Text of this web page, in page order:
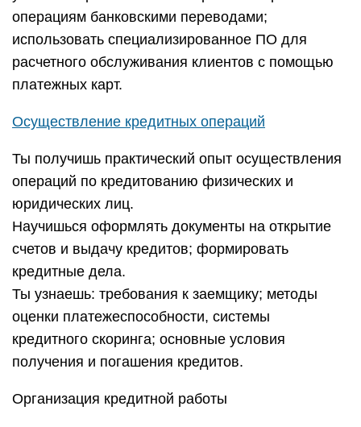
операциям банковскими переводами;
использовать специализированное ПО для
расчетного обслуживания клиентов с помощью
платежных карт.
Осуществление кредитных операций
Ты получишь практический опыт осуществления
операций по кредитованию физических и
юридических лиц.
Научишься оформлять документы на открытие
счетов и выдачу кредитов; формировать
кредитные дела.
Ты узнаешь: требования к заемщику; методы
оценки платежеспособности, системы
кредитного скоринга; основные условия
получения и погашения кредитов.
Организация кредитной работы